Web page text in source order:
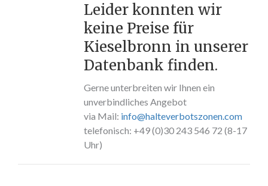
Leider konnten wir
keine Preise für
Kieselbronn in unserer
Datenbank finden.
Gerne unterbreiten wir Ihnen ein
unverbindliches Angebot
via Mail: info@halteverbotszonen.com
telefonisch: +49 (0)30 243 546 72 (8-17
Uhr)